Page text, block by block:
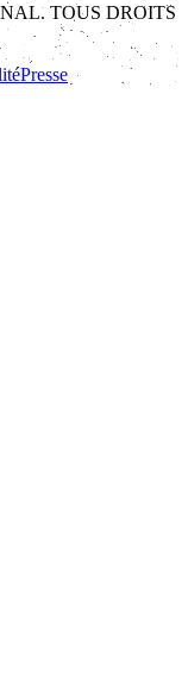
TOUS DROITS
Presse